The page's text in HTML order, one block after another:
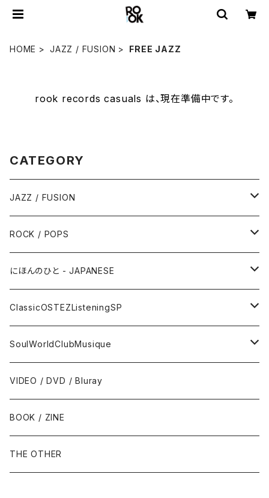
HOME JAZZ / FUSION FREE JAZZ
rook records casuals は、現在準備中です。
CATEGORY
JAZZ / FUSION
ピアノ - Piano
サックス - Saxophone
トランペット - Trumpet
トロンボーン - Trombone
フルート/クラリネット - Flute / Clarinet
ヴァイヴ/オルガン - Vibraphone/organ
ギター・ベース・ドラム - g / b / ds
ROCK / POPS
50s-60s POPULAR VOCAL / OLDIES
SURF / INSTRO
FOLK / SSW
COUNTRY / BLUEGRASS
HILLBILLY / ROCKABILLY / R&R
70s-moderns POPS
にほんのひと - JAPANESE
グループサウンズ - GS
にほんのポップス
アイドル
ニューミュージック / にほんのフォーク
にほんのロック
ClassicOSTEZListeningSP
CLASSIC
サウンド・トラック/映画音楽 - SOUNDTRACKS
にほんのテレビ主題歌・テーマ
COMEDY / SPOKEN WORD / READING
NOVELTY / SABPM
SoulWorldClubMusique
SOUL / FUNK
BLUES
GOSPEL / CCM
VIDEO / DVD / Bluray
BOOK / ZINE
THE OTHER